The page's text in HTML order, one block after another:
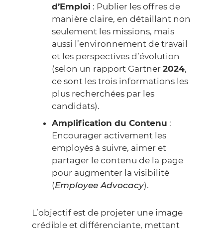
d’Emploi : Publier les offres de
manière claire, en détaillant non
seulement les missions, mais
aussi l’environnement de travail
et les perspectives d’évolution
(selon un rapport Gartner 2024,
ce sont les trois informations les
plus recherchées par les
candidats).
Amplification du Contenu :
Encourager activement les
employés à suivre, aimer et
partager le contenu de la page
pour augmenter la visibilité
(Employee Advocacy).
L’objectif est de projeter une image
crédible et différenciante, mettant